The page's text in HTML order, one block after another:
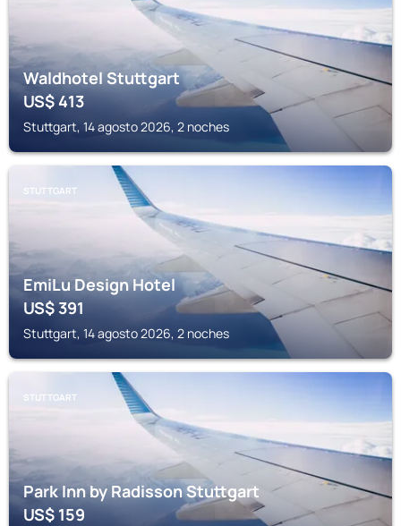
Waldhotel Stuttgart
US$413
Stuttgart, 14 agosto 2026, 2 noches
STUTTGART
EmiLu Design Hotel
US$391
Stuttgart, 14 agosto 2026, 2 noches
STUTTGART
Park Inn by Radisson Stuttgart
US$159